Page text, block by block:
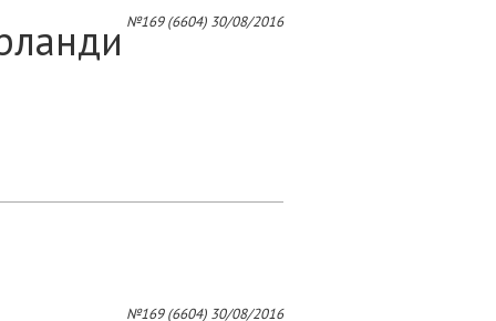
4
№169 (6604) 30/08/2016
№169 (6604) 30/08/2016